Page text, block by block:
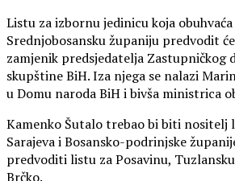
Listu za izbornu jedinicu koja
Srednjobosansku županiju predvodit
zamjenik predsjedatelja Zastupničkog
skupštine BiH. Iza njega se nalazi
u Domu naroda BiH i bivša ministrica
Kamenko Šutalo trebao bi biti nositelj
Sarajeva i Bosansko-podrinjske
predvoditi listu za Posavinu,
Brčko.